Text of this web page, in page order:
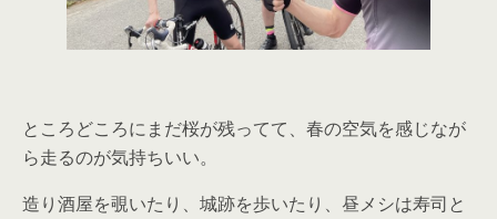
ところどころにまだ桜が残ってて、春の空気を感じなが
ら走るのが気持ちいい。
造り酒屋を覗いたり、城跡を歩いたり、昼メシは寿司と